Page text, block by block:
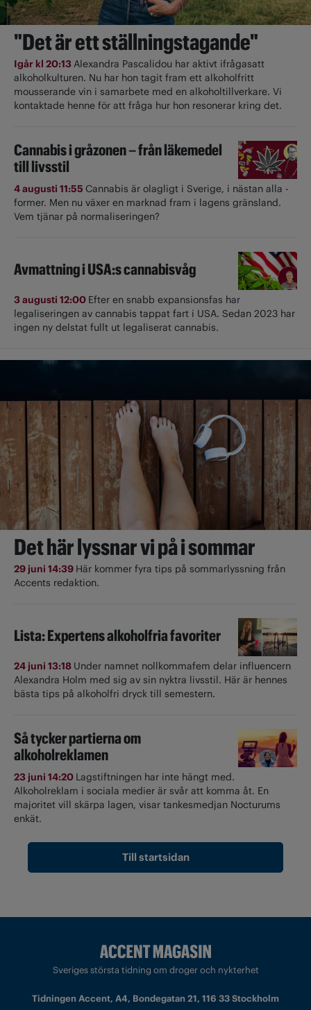
"Det är ett ställningstagande"
Igår kl 20:13Alexandra Pascalidou har aktivt ifrågasatt
alkoholkulturen. Nu har hon tagit fram ett alkoholfritt
mousserande vin i samarbete med en alkoholtillverkare. Vi
kontaktade henne för att fråga hur hon resonerar kring det.
Cannabis i gråzonen – från läkemedel
till livsstil
4 augusti 11:55 Cannabis är olagligt i ­Sverige, i nästan alla ­
former. Men nu växer en marknad fram i lagens gränsland.
Vem tjänar på normaliseringen?
Avmattning i USA:s cannabisvåg
3 augusti 12:00 Efter en snabb expansionsfas har
legaliseringen av cannabis tappat fart i USA. Sedan 2023 har
ingen ny delstat fullt ut ­legaliserat cannabis.
Det här lyssnar vi på i sommar
29 juni 14:39 Här kommer fyra tips på sommarlyssning från
Accents redaktion.
Lista: Expertens alkoholfria favoriter
24 juni 13:18 Under namnet nollkommafem delar influencern
Alexandra Holm med sig av sin nyktra livsstil. Här är hennes
bästa tips på alkoholfri dryck till semestern.
Så tycker partierna om
alkoholreklamen
23 juni 14:20 Lagstiftningen har inte hängt med.
Alkoholreklam i sociala medier är svår att komma åt. En
majoritet vill skärpa lagen, visar tankesmedjan Nocturums
enkät.
Till startsidan
Sveriges största tidning om droger och nykterhet
Tidningen Accent, A4, Bondegatan 21, 116 33 Stockholm